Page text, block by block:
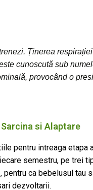
Ținerea
cunoscută sub
provocând o
si Alaptare
pentru intreaga etapa
semestru, pe trei
pentru ca bebelusul tau
dezvoltarii.